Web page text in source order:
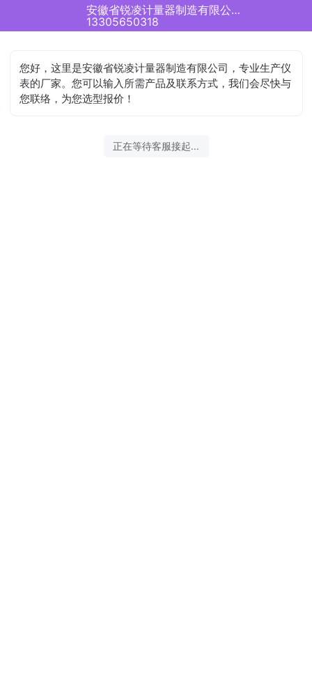
安徽省锐凌计量器制造有限公司正在为您服务
13305650318
您好，这里是安徽省锐凌计量器制造有限公司，专业生产仪
表的厂家。您可以输入所需产品及联系方式，我们会尽快与
您联络，为您选型报价！
正在等待客服接起...